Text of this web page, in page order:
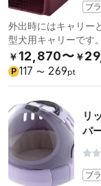
ブ
外出時にはキャリー
型犬用キャリーです
XL。
￥ 12,870〜 ￥
P 117 〜 269pt
リ
パ
ブ